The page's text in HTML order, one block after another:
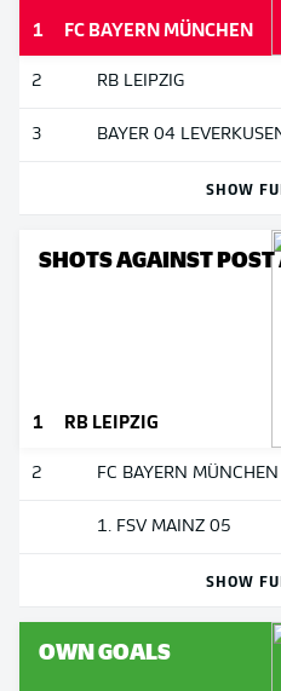
1 FC BAYERN MÜNCHEN
2 RB LEIPZIG
3 BAYER 04
SHOW
SHOTS AGAINST
1 RB LEIPZIG
2 FC BAYERN MÜNCHEN
1. FSV MAINZ 05
SHOW
OWN GOALS